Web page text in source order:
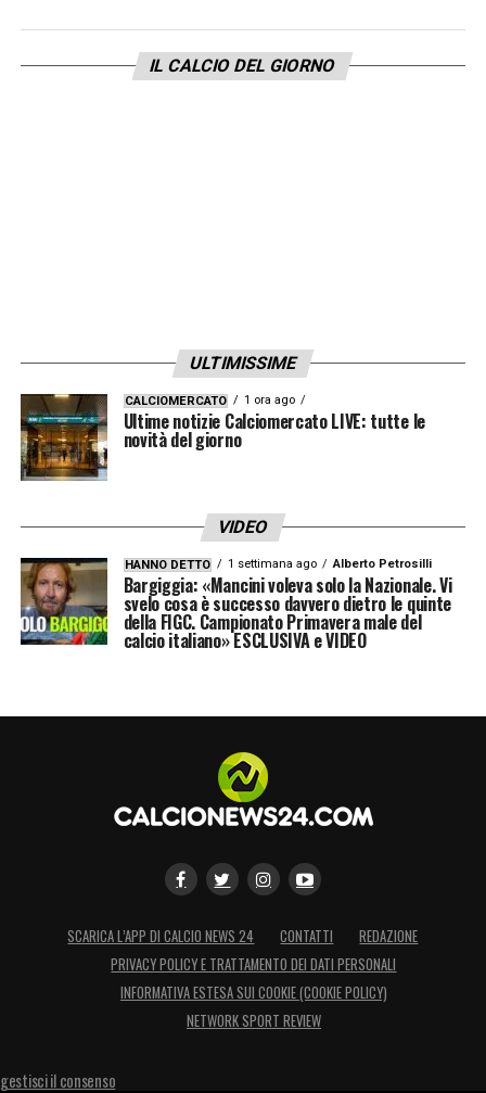
IL CALCIO DEL GIORNO
ULTIMISSIME
CALCIOMERCATO 1 ora ago
Ultime notizie Calciomercato LIVE: tutte le
novità del giorno
VIDEO
HANNO DETTO 1 settimana ago Alberto Petrosilli
Bargiggia: «Mancini voleva solo la Nazionale. Vi
svelo cosa è successo davvero dietro le quinte
della FIGC. Campionato Primavera male del
calcio italiano» ESCLUSIVA e VIDEO
SCARICA L’APP DI CALCIO NEWS 24 CONTATTI
REDAZIONE
PRIVACY POLICY E TRATTAMENTO DEI DATI PERSONALI
INFORMATIVA ESTESA SUI COOKIE (COOKIE POLICY)
NETWORK SPORT REVIEW
gestisci il consenso